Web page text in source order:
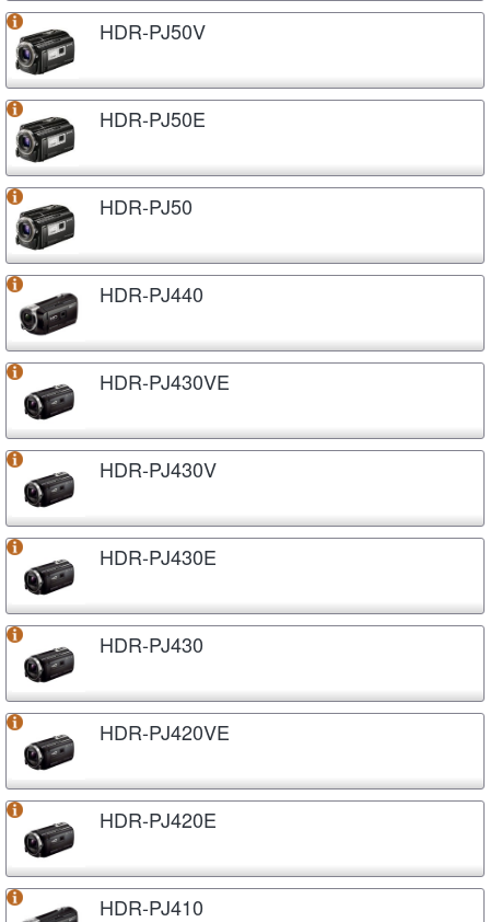
HDR-PJ50V
HDR-PJ50E
HDR-PJ50
HDR-PJ440
HDR-PJ430VE
HDR-PJ430V
HDR-PJ430E
HDR-PJ430
HDR-PJ420VE
HDR-PJ420E
HDR-PJ410